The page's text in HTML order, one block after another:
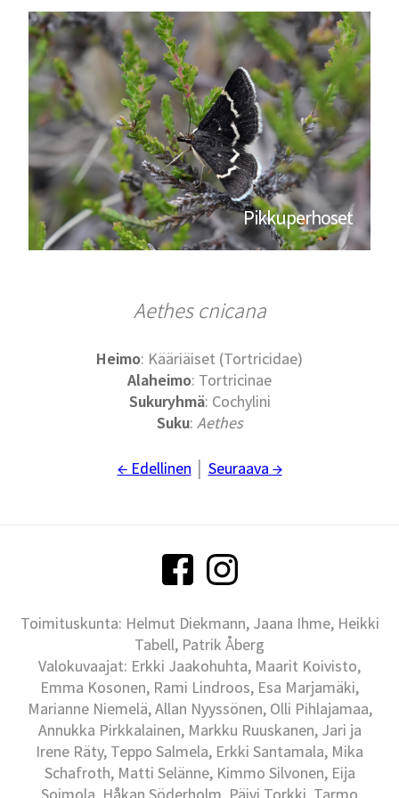
Pikkuperhoset
Aethes cnicana
Heimo: Kääriäiset (Tortricidae)
Alaheimo: Tortricinae
Sukuryhmä: Cochylini
Suku: Aethes
← Edellinen Seuraava →
Toimituskunta: Helmut Diekmann, Jaana Ihme, Heikki
Tabell, Patrik Åberg
Valokuvaajat: Erkki Jaakohuhta, Maarit Koivisto,
Emma Kosonen, Rami Lindroos, Esa Marjamäki,
Marianne Niemelä, Allan Nyyssönen, Olli Pihlajamaa,
Annukka Pirkkalainen, Markku Ruuskanen, Jari ja
Irene Räty, Teppo Salmela, Erkki Santamala, Mika
Schafroth, Matti Selänne, Kimmo Silvonen, Eija